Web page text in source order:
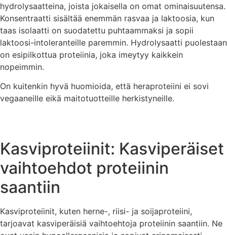
hydrolysaatteina, joista jokaisella on omat ominaisuutensa.
Konsentraatti sisältää enemmän rasvaa ja laktoosia, kun
taas isolaatti on suodatettu puhtaammaksi ja sopii
laktoosi-intoleranteille paremmin. Hydrolysaatti puolestaan
on esipilkottua proteiinia, joka imeytyy kaikkein
nopeimmin.
On kuitenkin hyvä huomioida, että heraproteiini ei sovi
vegaaneille eikä maitotuotteille herkistyneille.
Kasviproteiinit: Kasviperäiset
vaihtoehdot proteiinin
saantiin
Kasviproteiinit, kuten herne-, riisi- ja soijaproteiini,
tarjoavat kasviperäisiä vaihtoehtoja proteiinin saantiin. Ne